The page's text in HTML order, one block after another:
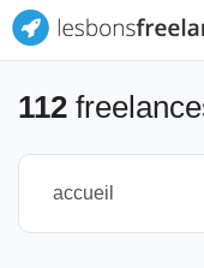
112